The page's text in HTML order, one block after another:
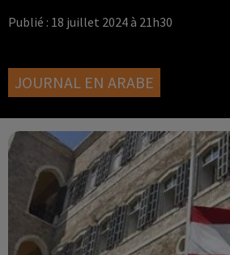
Publié : 18 juillet 2024 à 21h30
JOURNAL EN ARABE